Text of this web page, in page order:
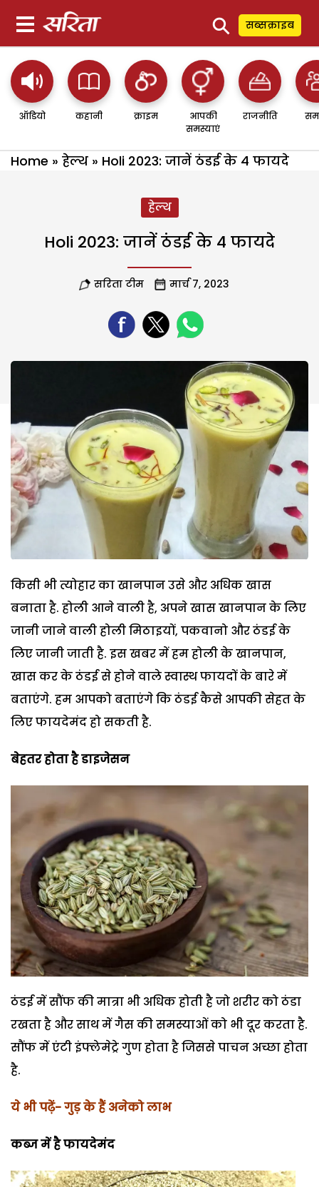
⚲ सब्सक्राइब
ऑडियो कहानी क्राइम
आपकी
समस्याएं
राजनीति
Home » हेल्थ » Holi 2023: जानें ठंडई के 4 फायदे
हेल्थ
Holi 2023: जानें ठंडई के 4 फायदे
सरिता टीम मार्च 7, 2023
किसी भी त्योहार का खानपान उसे और अधिक खास
बनाता है. होली आने वाली है, अपने खास खानपान के लिए
जानी जाने वाली होली मिठाइयों, पकवानो और ठंडई के
लिए जानी जाती है. इस खबर में हम होली के खानपान,
खास कर के ठंडई से होने वाले स्वास्थ फायदों के बारे में
बताएंगे. हम आपको बताएंगे कि ठंडई कैसे आपकी सेहत के
लिए फायदेमंद हो सकती है.
बेहतर होता है डाइजेसन
ठंडई में सौंफ की मात्रा भी अधिक होती है जो शरीर को ठंडा
रखता है और साथ में गैस की समस्याओं को भी दूर करता है.
सौंफ में एंटी इंफ्लेमेट्रे गुण होता है जिससे पाचन अच्छा होता
है.
ये भी पढ़ें-गुड़ के हैं अनेको लाभ
कब्ज में है फायदेमंद